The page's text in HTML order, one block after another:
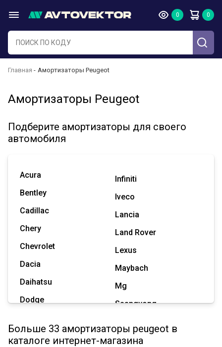
Главная Амортизаторы Peugeot
Амортизаторы Peugeot
Подберите амортизаторы для своего
автомобиля
Acura
Bentley
Cadillac
Chery
Chevrolet
Dacia
Daihatsu
Dodge
Great Wall
Infiniti
Iveco
Lancia
Land Rover
Lexus
Maybach
Mg
Ssangyong
Tesla
Больше 33 амортизаторы peugeot в
каталоге интернет-магазина